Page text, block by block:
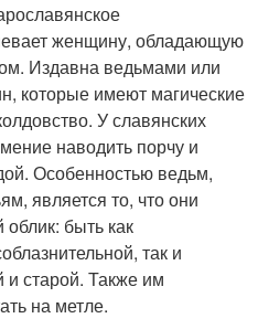
женщину, обладающую
Издавна ведьмами или
которые имеют магические
У славянских
наводить порчу и
Особенностью ведьм,
является то, что они
быть как
так и
и старой. Также им
на метле.